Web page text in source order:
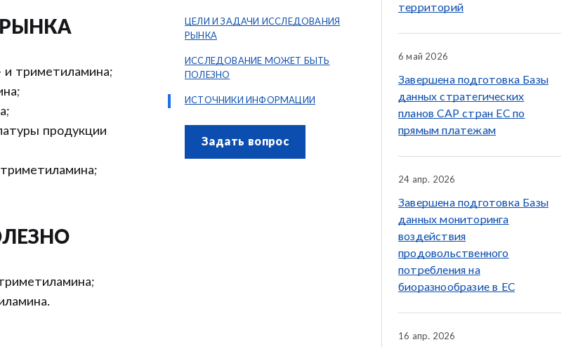
ЦЕЛИ И ЗАДАЧИ ИССЛЕДОВАНИЯ
РЫНКА
ИССЛЕДОВАНИЕ МОЖЕТ БЫТЬ
ПОЛЕЗНО
ИСТОЧНИКИ ИНФОРМАЦИИ
Задать вопрос
и триметиламина;
продукции
территорий
6 май 2026
Завершена подготовка Базы
данных стратегических
планов CAP стран ЕС по
прямым платежам
24 апр. 2026
Завершена подготовка Базы
данных мониторинга
воздействия
продовольственного
потребления на
биоразнообразие в ЕС
16 апр. 2026